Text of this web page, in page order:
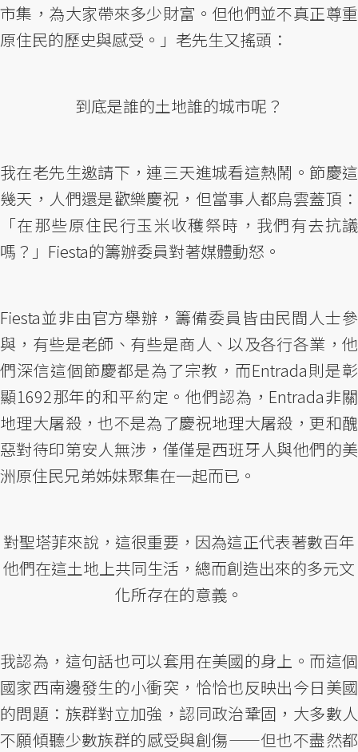
市集，為大家帶來多少財富。但他們並不真正尊重
原住民的歷史與感受。」老先生又搖頭：
到底是誰的土地誰的城市呢？
我在老先生邀請下，連三天進城看這熱鬧。節慶這
幾天，人們還是歡樂慶祝，但當事人都烏雲蓋頂：
「在那些原住民行玉米收穫祭時，我們有去抗議
嗎？」Fiesta的籌辦委員對著媒體動怒。
Fiesta並非由官方舉辦，籌備委員皆由民間人士參
與，有些是老師、有些是商人、以及各行各業，他
們深信這個節慶都是為了宗教，而Entrada則是彰
顯1692那年的和平約定。他們認為，Entrada非關
地理大屠殺，也不是為了慶祝地理大屠殺，更和醜
惡對待印第安人無涉，僅僅是西班牙人與他們的美
洲原住民兄弟姊妹聚集在一起而已。
對聖塔菲來說，這很重要，因為這正代表著數百年
他們在這土地上共同生活，總而創造出來的多元文
化所存在的意義。
我認為，這句話也可以套用在美國的身上。而這個
國家西南邊發生的小衝突，恰恰也反映出今日美國
的問題：族群對立加強，認同政治鞏固，大多數人
不願傾聽少數族群的感受與創傷——但也不盡然都